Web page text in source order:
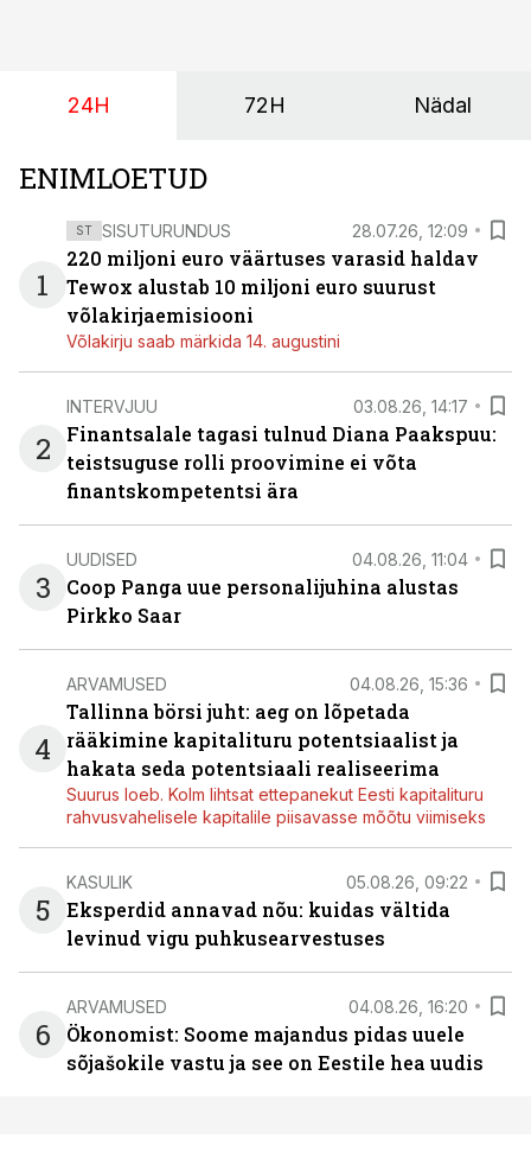
24H 72H Nädal
ENIMLOETUD
1
ST SISUTURUNDUS 28.07.26, 12:09
220 miljoni euro väärtuses varasid haldav
Tewox alustab 10 miljoni euro suurust
võlakirjaemisiooni
Võlakirju saab märkida 14. augustini
2
INTERVJUU 03.08.26, 14:17
Finantsalale tagasi tulnud Diana Paakspuu:
teistsuguse rolli proovimine ei võta
finantskompetentsi ära
3
UUDISED 04.08.26, 11:04
Coop Panga uue personalijuhina alustas
Pirkko Saar
4
ARVAMUSED 04.08.26, 15:36
Tallinna börsi juht: aeg on lõpetada
rääkimine kapitalituru potentsiaalist ja
hakata seda potentsiaali realiseerima
Suurus loeb. Kolm lihtsat ettepanekut Eesti kapitalituru
rahvusvahelisele kapitalile piisavasse mõõtu viimiseks
5
KASULIK 05.08.26, 09:22
Eksperdid annavad nõu: kuidas vältida
levinud vigu puhkusearvestuses
6
ARVAMUSED 04.08.26, 16:20
Ökonomist: Soome majandus pidas uuele
sõjašokile vastu ja see on Eestile hea uudis